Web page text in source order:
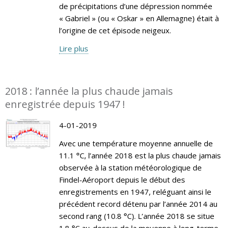
de précipitations d’une dépression nommée
« Gabriel » (ou « Oskar » en Allemagne) était à
l’origine de cet épisode neigeux.
Lire plus
2018 : l’année la plus chaude jamais
enregistrée depuis 1947 !
4-01-2019
Avec une température moyenne annuelle de
11.1 °C, l’année 2018 est la plus chaude jamais
observée à la station météorologique de
Findel-Aéroport depuis le début des
enregistrements en 1947, reléguant ainsi le
précédent record détenu par l’année 2014 au
second rang (10.8 °C). L’année 2018 se situe